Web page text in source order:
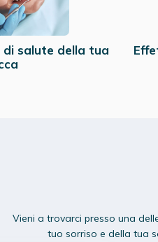
salute della tua
Vieni a trovarci presso una
tuo sorriso e della tua